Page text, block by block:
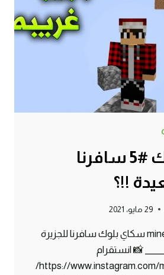
سكاي بلوك #5 سافرنا
!!؟
29 مايو، 2021
ماين كرافت minecraft سكاي بلوك سافرنا للجزيرة
📸 انستقرام
https://www.instagram.com/mustafagameover/